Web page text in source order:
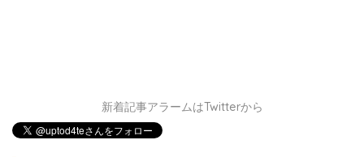
新着記事アラームはTwitterから